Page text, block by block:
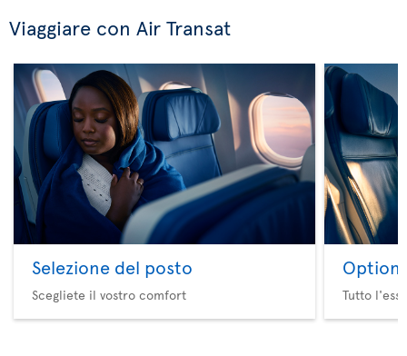
Viaggiare con Air Transat
Selezione del posto
Scegliete il vostro comfort
Option
Tutto